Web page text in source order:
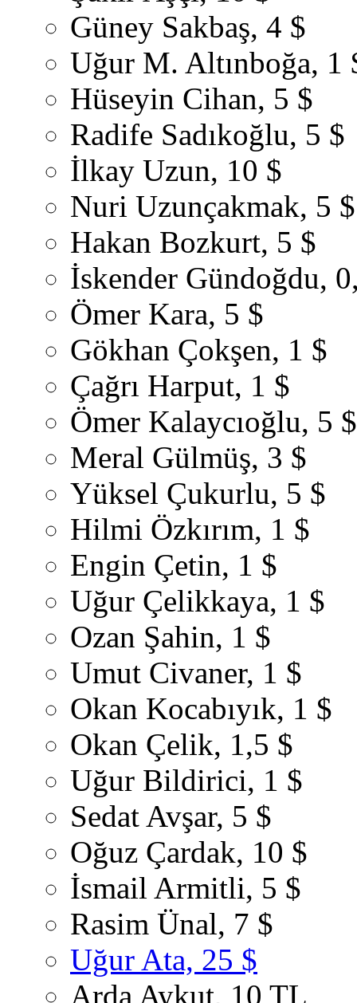
Güney Sakbaş, 4 $
Uğur M. Altınboğa, 1
Hüseyin Cihan, 5 $
Radife Sadıkoğlu, 5 $
İlkay Uzun, 10 $
Nuri Uzunçakmak, 5 $
Hakan Bozkurt, 5 $
İskender Gündoğdu,
Ömer Kara, 5 $
Gökhan Çokşen, 1 $
Çağrı Harput, 1 $
Ömer Kalaycıoğlu, 5 $
Meral Gülmüş, 3 $
Yüksel Çukurlu, 5 $
Hilmi Özkırım, 1 $
Engin Çetin, 1 $
Uğur Çelikkaya, 1 $
Ozan Şahin, 1 $
Umut Civaner, 1 $
Okan Kocabıyık, 1 $
Okan Çelik, 1,5 $
Uğur Bildirici, 1 $
Sedat Avşar, 5 $
Oğuz Çardak, 10 $
İsmail Armitli, 5 $
Rasim Ünal, 7 $
Uğur Ata, 25 $
Arda Aykut, 10 TL